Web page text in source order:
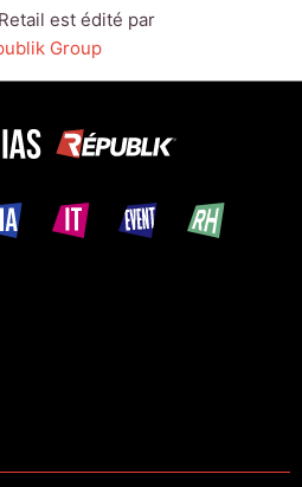
TWITTERFACEBOOK
YOUTUBE